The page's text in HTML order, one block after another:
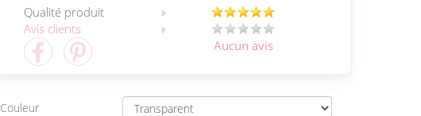
Qualité produit
Avis clients
Aucun avis
Couleur